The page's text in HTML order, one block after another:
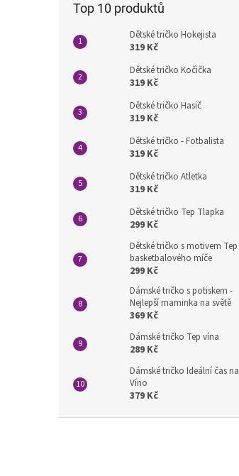
Top 10 produktů
Dětské tričko Hokejista
319 Kč
Dětské tričko Kočička
319 Kč
Dětské tričko Hasič
319 Kč
Dětské tričko - Fotbalista
319 Kč
Dětské tričko Atletka
319 Kč
Dětské tričko Tep Tlapka
299 Kč
Dětské tričko s motivem Tep
basketbalového míče
299 Kč
Dámské tričko s potiskem -
Nejlepší maminka na světě
369 Kč
Dámské tričko Tep vína
289 Kč
Dámské tričko Ideální čas na
Víno
379 Kč